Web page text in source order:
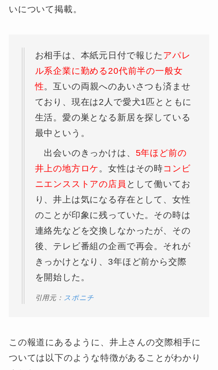
いについて掲載。
お相手は、本紙元日付で報じた アパレ
ル系企業に勤める20代前半の一般女
性。互いの両親へのあいさつも済ませ
ており、現在は2人で愛犬1匹とともに
生活。愛の巣となる新居を探している
最中という。
出会いのきっかけは、 5年ほど前の
井上の地方ロケ 。女性はその時コンビ
ニエンスストアの店員 として働いてお
り、井上は気になる存在として、女性
のことが印象に残っていた。その時は
連絡先などを交換しなかったが、その
後、テレビ番組の企画で再会。それが
きっかけとなり、3年ほど前から交際
を開始した。
引用元： スポニチ
この報道にあるように、井上さんの交際相手に
ついては以下のような特徴があることがわかり